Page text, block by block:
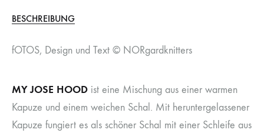
BESCHREIBUNG
fOTOS, Design und Text © NORgardknitters
MY JOSE HOOD ist eine Mischung aus einer warmen
Kapuze und einem weichen Schal. Mit heruntergelassener
Kapuze fungiert es als schöner Schal mit einer Schleife aus